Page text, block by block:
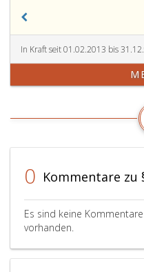
In Kraft seit 01.02.2013 bis
0 Kommentare zu
Es sind keine
vorhanden.